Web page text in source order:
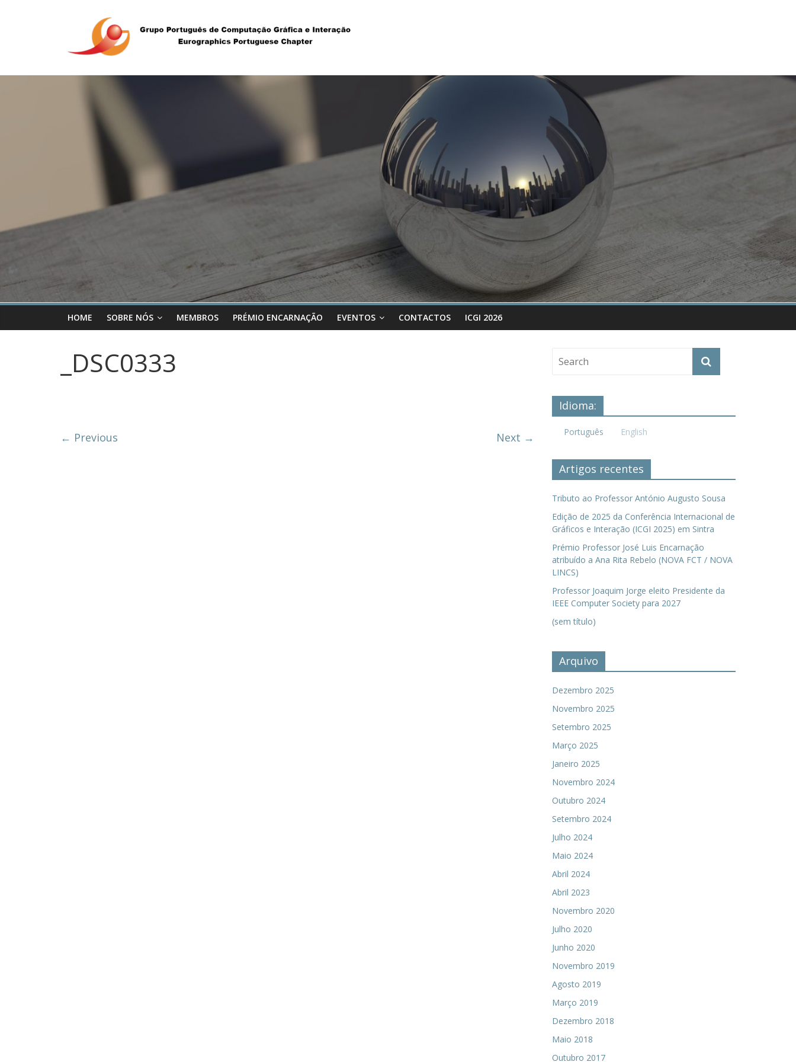
HOME SOBRE NÓS MEMBROS PRÉMIO ENCARNAÇÃO EVENTOS CONTACTOS ICGI 2026
_DSC0333
← Previous Next →
Idioma:
Português English
Artigos recentes
Tributo ao Professor António Augusto Sousa
Edição de 2025 da Conferência Internacional de
Gráficos e Interação (ICGI 2025) em Sintra
Prémio Professor José Luis Encarnação
atribuído a Ana Rita Rebelo (NOVA FCT / NOVA
LINCS)
Professor Joaquim Jorge eleito Presidente da
IEEE Computer Society para 2027
(sem título)
Arquivo
Dezembro 2025
Novembro 2025
Setembro 2025
Março 2025
Janeiro 2025
Novembro 2024
Outubro 2024
Setembro 2024
Julho 2024
Maio 2024
Abril 2024
Abril 2023
Novembro 2020
Julho 2020
Junho 2020
Novembro 2019
Agosto 2019
Março 2019
Dezembro 2018
Maio 2018
Outubro 2017